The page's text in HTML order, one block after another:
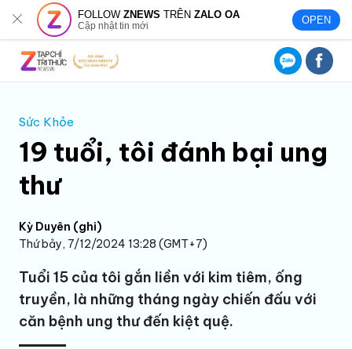
FOLLOWZNEWS TRÊNZALO OA
Cập nhật tin mới OPEN
Sức Khỏe
19 tuổi, tôi đánh bại ung
thư
Kỳ Duyên (ghi)
Thứ bảy, 7/12/2024 13:28 (GMT+7)
Tuổi 15 của tôi gắn liền với kim tiêm, ống
truyền, là những tháng ngày chiến đấu với
căn bệnh ung thư đến kiệt quệ.